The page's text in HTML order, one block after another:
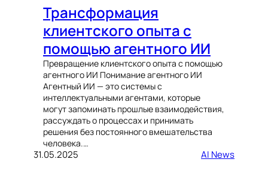
Трансформация
клиентского опыта с
помощью агентного ИИ
Превращение клиентского опыта с помощью
агентного ИИ Понимание агентного ИИ
Агентный ИИ — это системы с
интеллектуальными агентами, которые
могут запоминать прошлые взаимодействия,
рассуждать о процессах и принимать
решения без постоянного вмешательства
человека.…
31.05.2025 AI News